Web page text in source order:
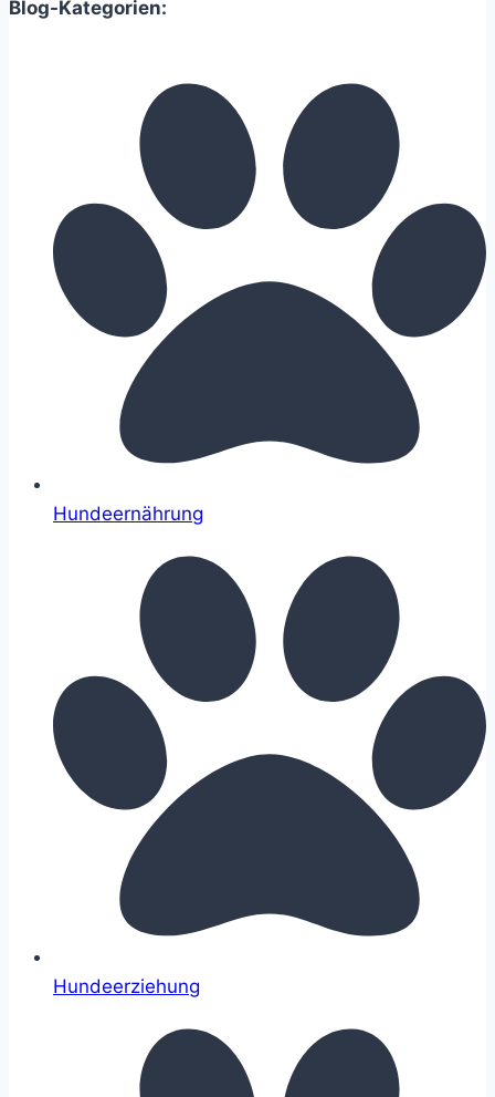
Blog-Kategorien:
Hundeernährung
Hundeerziehung